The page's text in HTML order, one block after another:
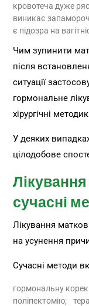
кровотеча дуже
виникає
є підозра на
Чим зупинити
після
ситуації
гормональне
хірургічні
У деяких
цілодобове
сучасні
Лікування
на усунення
Сучасні методи
гормональну
поліпектомію;